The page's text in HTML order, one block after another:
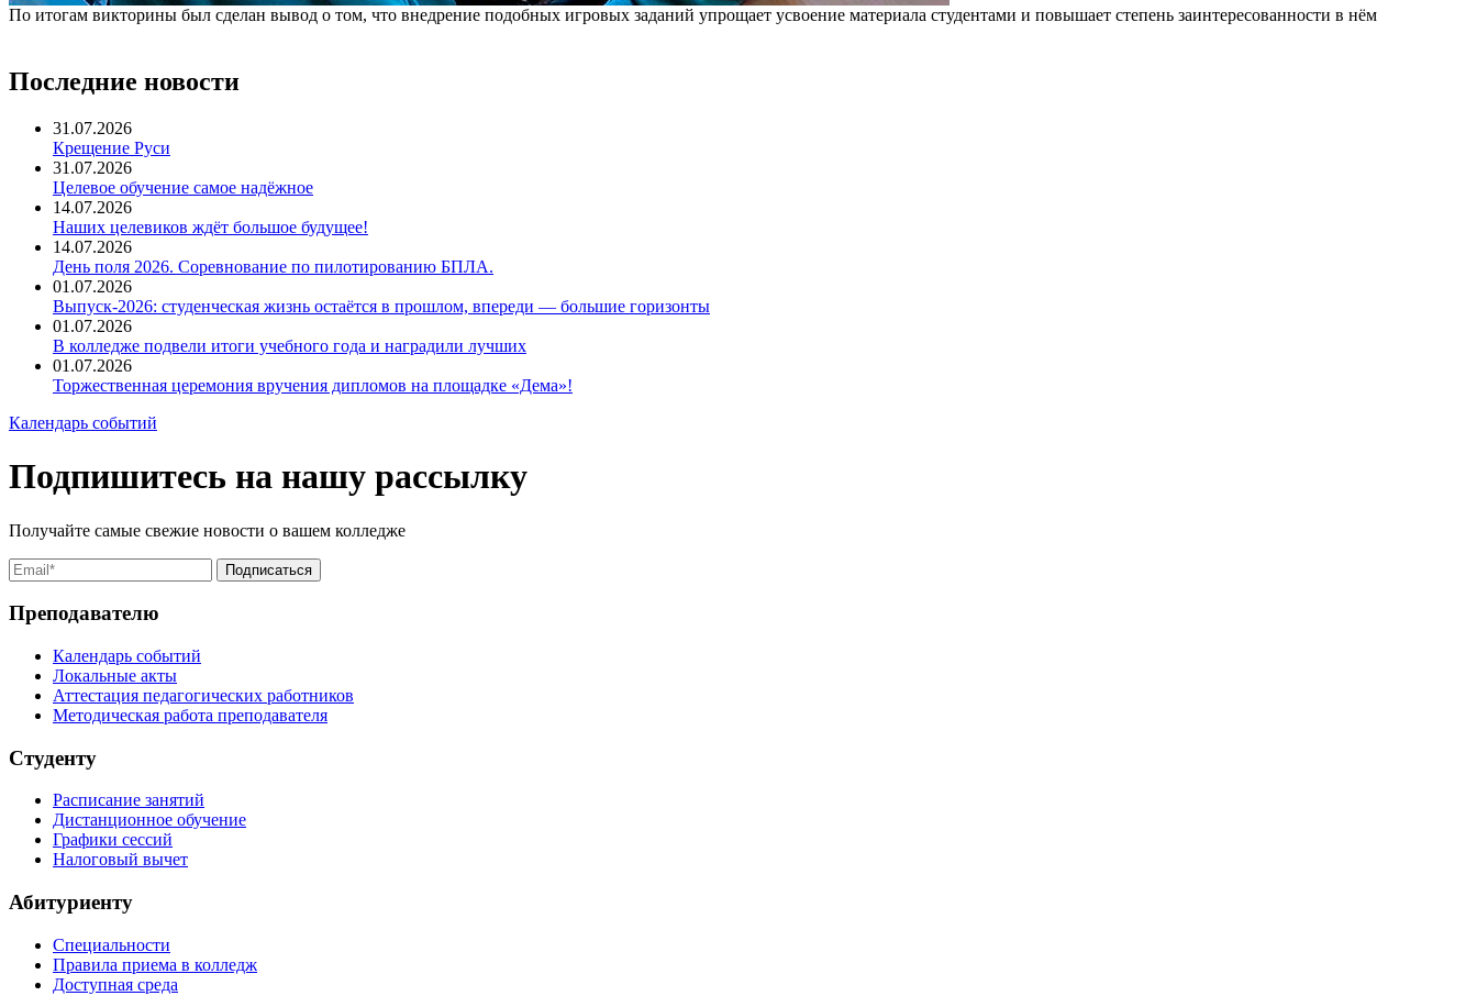
По итогам викторины был сделан вывод о том, что внедрение подобных игровых заданий упрощает усвоение материала студентами и повышает степень заинтересованности в нём
Последние новости
31.07.2026
Крещение Руси
31.07.2026
Целевое обучение самое надёжное
14.07.2026
Наших целевиков ждёт большое будущее!
14.07.2026
День поля 2026. Соревнование по пилотированию БПЛА.
01.07.2026
Выпуск-2026: студенческая жизнь остаётся в прошлом, впереди — большие горизонты
01.07.2026
В колледже подвели итоги учебного года и наградили лучших
01.07.2026
Торжественная церемония вручения дипломов на площадке «Дема»!
Календарь событий
Подпишитесь на нашу рассылку
Получайте самые свежие новости о вашем колледже
Преподавателю
Календарь событий
Локальные акты
Аттестация педагогических работников
Методическая работа преподавателя
Студенту
Расписание занятий
Дистанционное обучение
Графики сессий
Налоговый вычет
Абитуриенту
Специальности
Правила приема в колледж
Доступная среда